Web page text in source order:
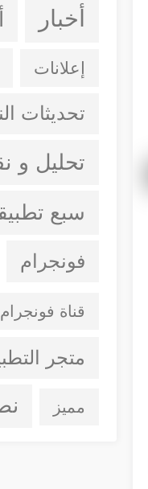
أخبار
إعلانات
تحديثات
تحليل و
سبع
فونجرام
قناة فونجرام
متجر
مميز